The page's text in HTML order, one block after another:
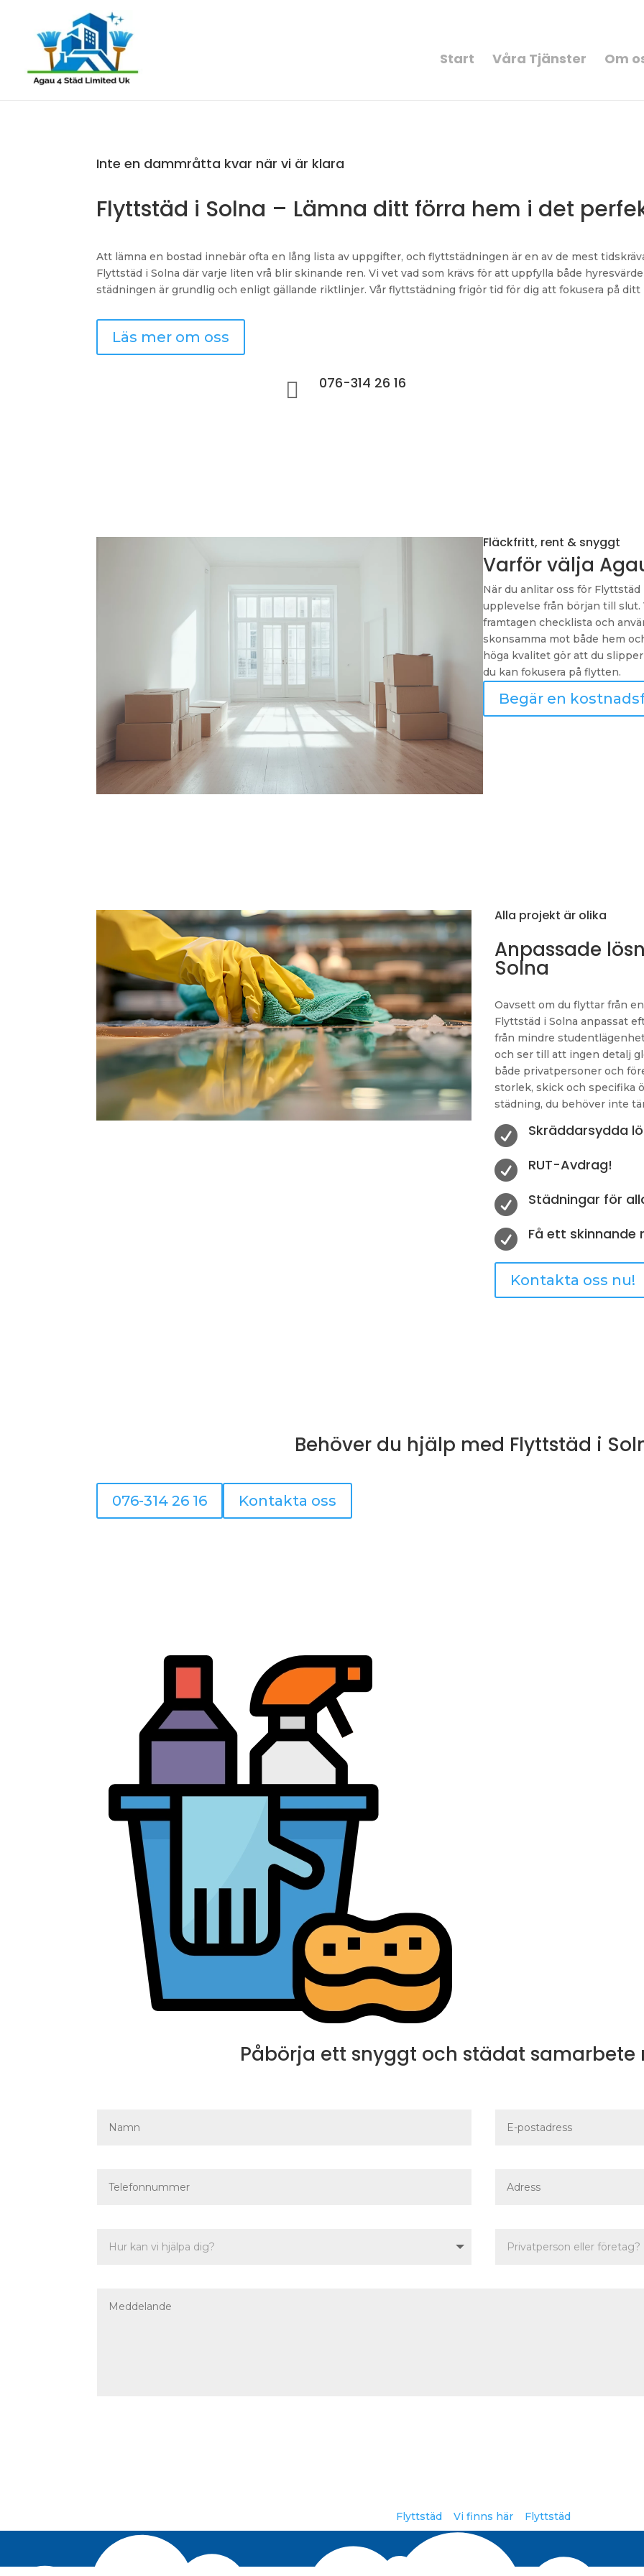
Start Våra Tjänster Om
Inte en dammråtta kvar när vi är klara
Flyttstäd i Solna – Lämna ditt förra hem i det
Att lämna en bostad innebär ofta en lång lista av uppgifter, och flyttstädningen är en av de mest
Flyttstäd i Solna där varje liten vrå blir skinande ren. Vi vet vad som krävs för att uppfylla både
städningen är grundlig och enligt gällande riktlinjer. Vår flyttstädning frigör tid för dig att fokusera på ditt
Läs mer om oss
 076-314 26 16
Fläckfritt, rent & snyggt
Varför välja
När du anlitar oss för
upplevelse från början till
framtagen checklista och
skonsamma mot både hem
höga kvalitet gör att du
du kan fokusera på flytten.
Begär en
Alla projekt är olika
Anpassade
Solna
Oavsett om du flyttar från
Flyttstäd i Solna anpassat
från mindre
och ser till att ingen detalj
både privatpersoner och
storlek, skick och specifika
städning, du behöver inte
 Skräddarsydda
 RUT-Avdrag!
 Städningar för
 Få ett skinnande
Kontakta oss nu!
Behöver du hjälp med Flyttstäd i
076-314 26 16 Kontakta oss
Påbörja ett snyggt och städat samarbete
Flyttstäd Vi finns här Flyttstäd